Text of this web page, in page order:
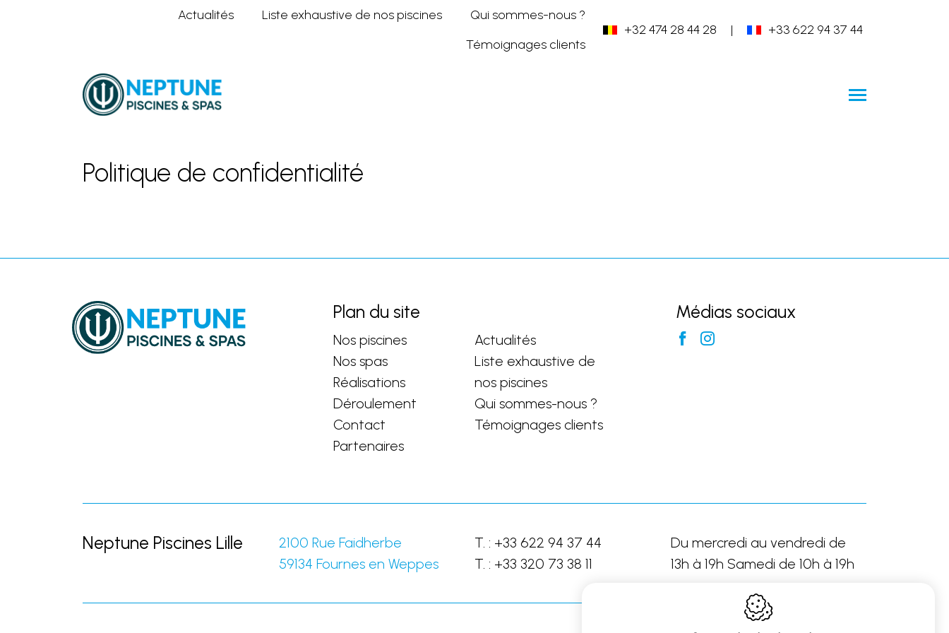
Actualités Liste exhaustive de nos piscines
Qui sommes-nous ?
Témoignages clients
+32 474 28 44 28 | +33 622 94 37 44
Home
Politique de confidentialité
Plan du site
Nos piscines
Nos spas
Réalisations
Déroulement
Contact
Partenaires
Actualités
Liste exhaustive de
nos piscines
Qui sommes-nous ?
Témoignages clients
Médias sociaux
Neptune Piscines Lille
2100 Rue Faidherbe
59134 Fournes en Weppes
T. : +33 622 94 37 44
T. : +33 320 73 38 11
Du mercredi au vendredi de
13h à 19h Samedi de 10h à 19h